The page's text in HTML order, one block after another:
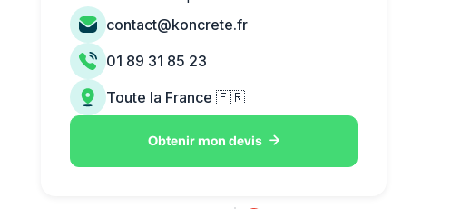
contact@koncrete.fr
01 89 31 85 23
Toute la France 🇫🇷
Obtenir mon devis 